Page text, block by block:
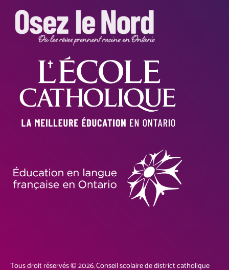
Tous droit réservés © 2026. Conseil scolaire de district catholique